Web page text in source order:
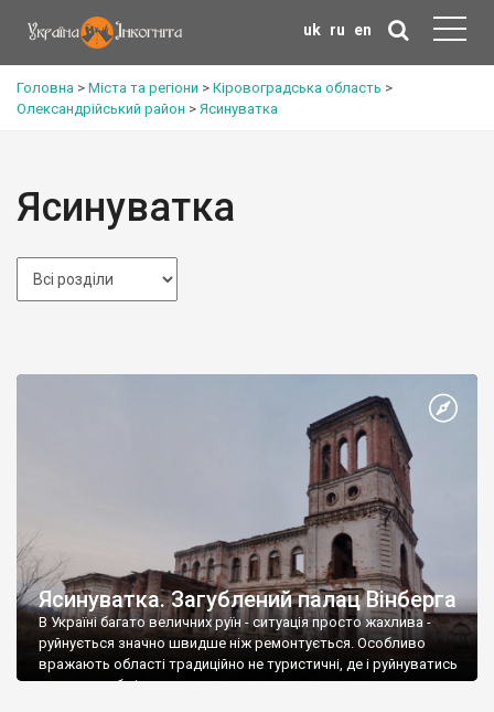
uk ru en
Головна > Міста та регіони > Кіровоградська область >
Олександрійський район > Ясинуватка
Ясинуватка
Ясинуватка. Загублений палац Вінберга
В Україні багато величних руїн - ситуація просто жахлива -
руйнується значно швидше ніж ремонтується. Особливо
вражають області традиційно не туристичні, де і руйнуватись
здавалося б нічому.